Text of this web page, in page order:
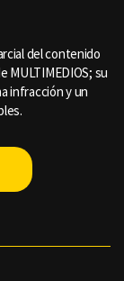
del contenido
MULTIMEDIOS; su
infracción y un